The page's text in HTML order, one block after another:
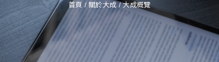
首頁 / 關於大成 / 大成概覽